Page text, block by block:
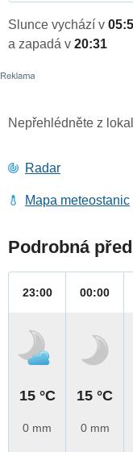
Slunce vychází v
a zapadá v 20:31
Nepřehlédněte z
Radar
Mapa meteostanic
Podrobná
23:00
15 °C
0 mm
00:00
15 °C
0 mm